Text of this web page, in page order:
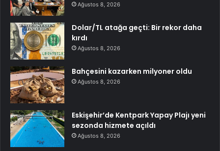
Ağustos 8, 2026
Dolar/TL atağa geçti: Bir rekor daha
kırdı
Ağustos 8, 2026
Bahçesini kazarken milyoner oldu
Ağustos 8, 2026
Eskişehir’de Kentpark Yapay Plajı yeni
sezonda hizmete açıldı
Ağustos 8, 2026